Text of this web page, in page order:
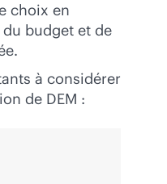
choix en
budget et de
à considérer
de DEM :